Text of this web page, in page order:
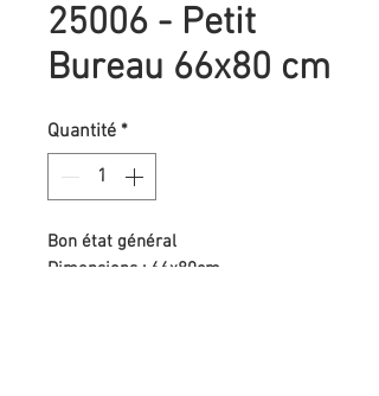
25006 - Petit
Bureau 66x80 cm
Quantité *
Bon état général
Dimensions : 66x80cm